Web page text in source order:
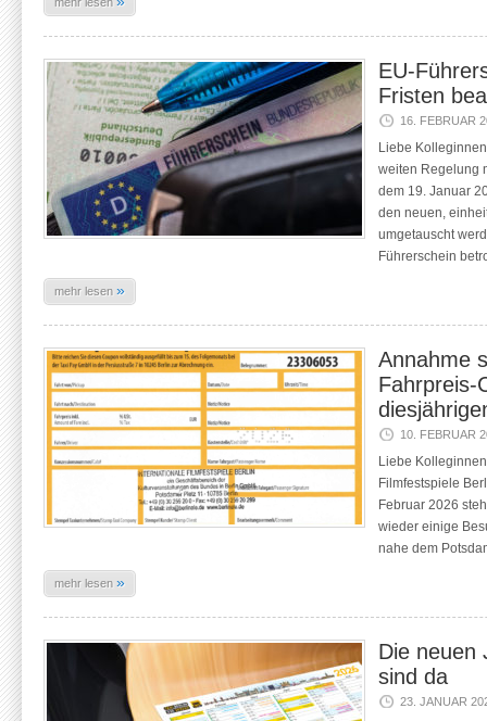
EU-
Fristen
16. FEBRUAR
Liebe
weiten Regelung
dem 19. Januar
den neuen,
umgetauscht
Führerschein
mehr lesen »
Annahme
Fahrpreis-
10. FEBRUAR
Liebe
Filmfestspiele
Februar 2026
wieder einige
nahe dem
mehr lesen »
Die neuen
sind da
23. JANUAR